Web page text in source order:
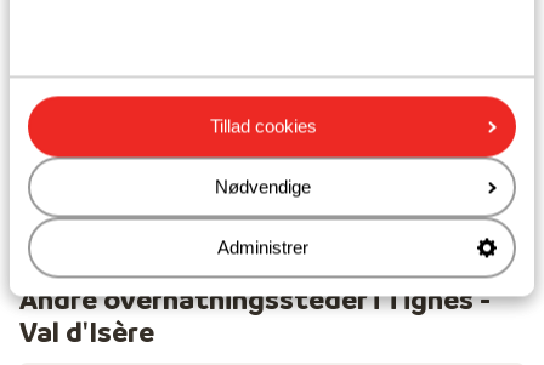
Tillad cookies
Nødvendige
Administrer
Liftkort
Skileje
Andre overnatningssteder i Tignes -
Val d'Isère